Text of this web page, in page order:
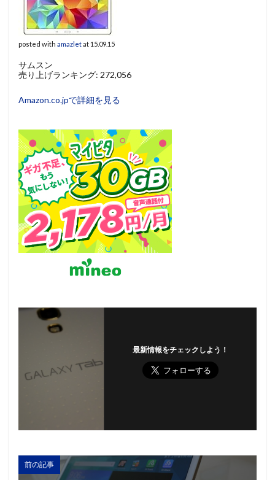
posted with amazletat 15.09.15
サムスン
売り上げランキング: 272,056
Amazon.co.jpで詳細を見る
最新情報をチェックしよう！
前の記事